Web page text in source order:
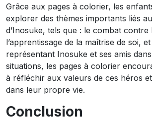
Grâce aux pages à colorier, les
explorer des thèmes importants liés
d’Inosuke, tels que : le combat contre
l’apprentissage de la maîtrise de soi, et
représentant Inosuke et ses amis
situations, les pages à colorier
à réfléchir aux valeurs de ces héros
dans leur propre vie.
Conclusion